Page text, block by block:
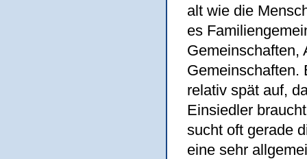
alt wie die
es
Gemeinschaften,
Gemeinschaften.
relativ spät auf,
Einsiedler
sucht oft gerade
eine sehr